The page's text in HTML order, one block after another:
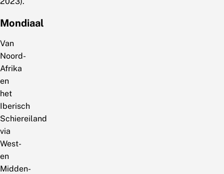
Mondiaal
Van
Noord-
Afrika
en
het
Iberisch
Schiereiland
via
West-
en
Midden-